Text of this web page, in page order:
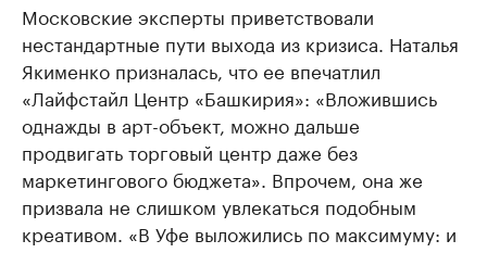
Московские эксперты приветствовали
нестандартные пути выхода из кризиса. Наталья
Якименко призналась, что ее впечатлил
«Лайфстайл Центр «Башкирия»: «Вложившись
однажды в арт-объект, можно дальше
продвигать торговый центр даже без
маркетингового бюджета». Впрочем, она же
призвала не слишком увлекаться подобным
креативом. «В Уфе выложились по максимуму: и